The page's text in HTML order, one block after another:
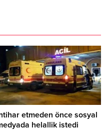
etmeden önce sosyal
helallik istedi